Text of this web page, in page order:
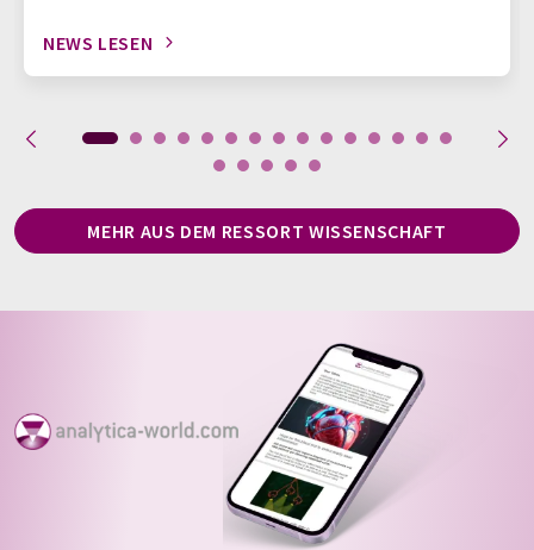
NEWS LESEN
MEHR AUS DEM RESSORT WISSENSCHAFT